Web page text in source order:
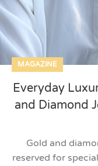
MAGAZINE
Everyday
and Diamond
Gold and
reserved for